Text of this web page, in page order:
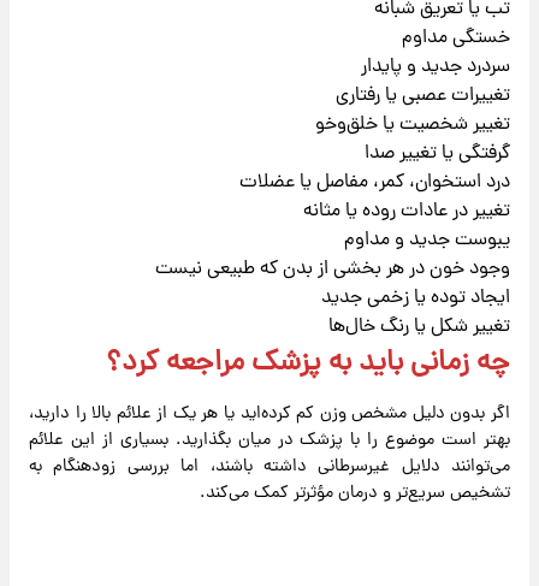
تب یا تعریق شبانه
خستگی مداوم
سردرد جدید و پایدار
تغییرات عصبی یا رفتاری
تغییر شخصیت یا خلق‌وخو
گرفتگی یا تغییر صدا
درد استخوان، کمر، مفاصل یا عضلات
تغییر در عادات روده یا مثانه
یبوست جدید و مداوم
وجود خون در هر بخشی از بدن که طبیعی نیست
ایجاد توده یا زخمی جدید
تغییر شکل یا رنگ خال‌ها
چه زمانی باید به پزشک مراجعه کرد؟
اگر بدون دلیل مشخص وزن کم کرده‌اید یا هر یک از علائم بالا را دارید،
بهتر است موضوع را با پزشک در میان بگذارید. بسیاری از این علائم
می‌توانند دلایل غیرسرطانی داشته باشند، اما بررسی زودهنگام به
تشخیص سریع‌تر و درمان مؤثرتر کمک می‌کند.